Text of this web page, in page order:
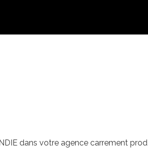
dans votre agence carrement prod